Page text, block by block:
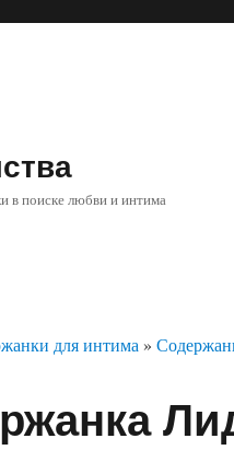
в поиске любви и интима
для интима »